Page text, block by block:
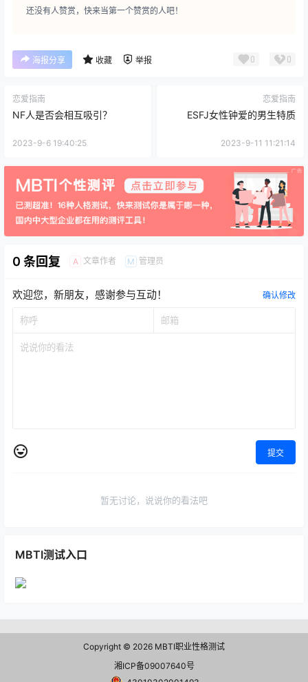
还没有人赞赏，快来当第一个赞赏的人吧！
海报分享 收藏 举报 0 0
恋爱指南
NF人是否会相互吸引？
2023-9-6 19:40:25
恋爱指南
ESFJ女性钟爱的男生特质
2023-9-11 11:21:14
0 条回复 A 文章作者 M 管理员
欢迎您，新朋友，感谢参与互动！ 确认修改
提交
暂无讨论，说说你的看法吧
MBTI测试入口
Copyright © 2026 MBTI职业性格测试
湘ICP备09007640号